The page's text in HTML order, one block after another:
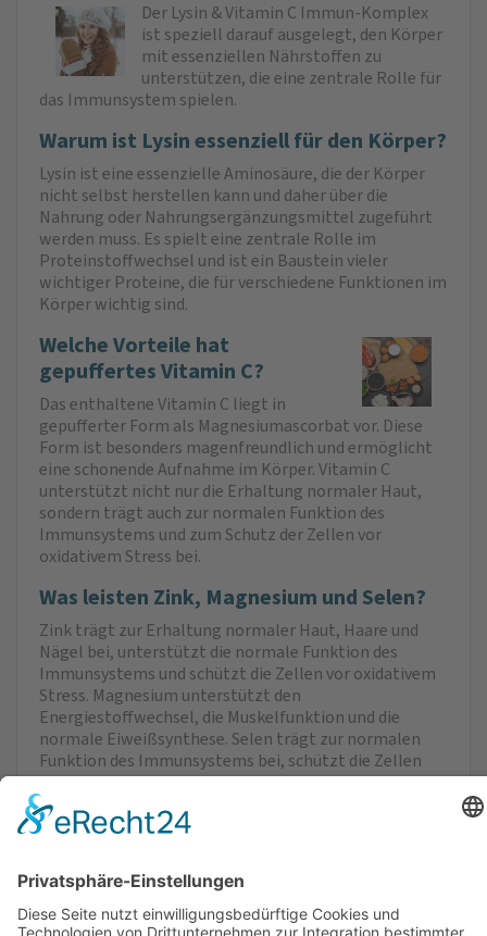
Der Lysin & Vitamin C Immun-Komplex
ist speziell darauf ausgelegt, den Körper
mit essenziellen Nährstoffen zu
unterstützen, die eine zentrale Rolle für
das Immunsystem spielen.
Warum ist Lysin essenziell für den Körper?
Lysin ist eine essenzielle Aminosäure, die der Körper
nicht selbst herstellen kann und daher über die
Nahrung oder Nahrungsergänzungsmittel zugeführt
werden muss. Es spielt eine zentrale Rolle im
Proteinstoffwechsel und ist ein Baustein vieler
wichtiger Proteine, die für verschiedene Funktionen im
Körper wichtig sind.
Welche Vorteile hat
gepuffertes Vitamin C?
Das enthaltene Vitamin C liegt in
gepufferter Form als Magnesiumascorbat vor. Diese
Form ist besonders magenfreundlich und ermöglicht
eine schonende Aufnahme im Körper. Vitamin C
unterstützt nicht nur die Erhaltung normaler Haut,
sondern trägt auch zur normalen Funktion des
Immunsystems und zum Schutz der Zellen vor
oxidativem Stress bei.
Was leisten Zink, Magnesium und Selen?
Zink trägt zur Erhaltung normaler Haut, Haare und
Nägel bei, unterstützt die normale Funktion des
Immunsystems und schützt die Zellen vor oxidativem
Stress. Magnesium unterstützt den
Energiestoffwechsel, die Muskelfunktion und die
normale Eiweißsynthese. Selen trägt zur normalen
Funktion des Immunsystems bei, schützt die Zellen
vor oxidativem Stress und unterstützt die
Schilddrüsenfunktion sowie den Erhalt normaler
Haare und Nägel.